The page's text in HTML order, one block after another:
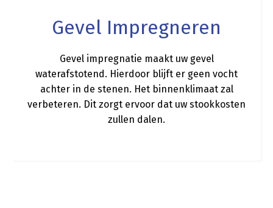
Gevel Impregneren
Gevel impregnatie maakt uw gevel
waterafstotend. Hierdoor blijft er geen vocht
achter in de stenen. Het binnenklimaat zal
verbeteren. Dit zorgt ervoor dat uw stookkosten
zullen dalen.